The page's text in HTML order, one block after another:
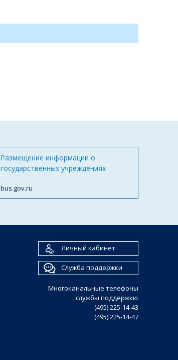
Размещение информации о
государственных учреждениях
bus.gov.ru
Личный кабинет
Служба поддержки
Многоканальные телефоны
службы поддержки:
(495) 225-14-43
(495) 225-14-47